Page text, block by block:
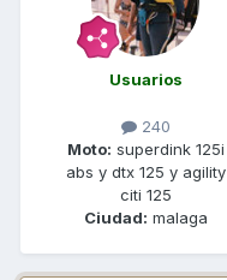
Usuarios
240
Moto: superdink 125i
abs y dtx 125 y agility
citi 125
Ciudad: malaga